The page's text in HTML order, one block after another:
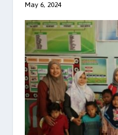
May 6, 2024